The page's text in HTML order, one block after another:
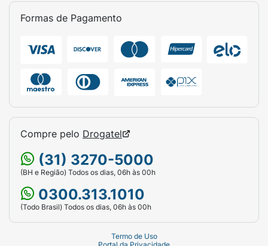
Formas de Pagamento
Compre pelo Drogatel
(31) 3270-5000
(BH e Região) Todos os dias, 06h às 00h
0300.313.1010
(Todo Brasil) Todos os dias, 06h às 00h
Termo de Uso